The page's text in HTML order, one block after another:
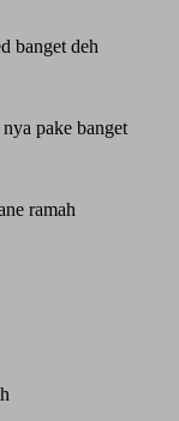
banget deh
pake banget
ramah